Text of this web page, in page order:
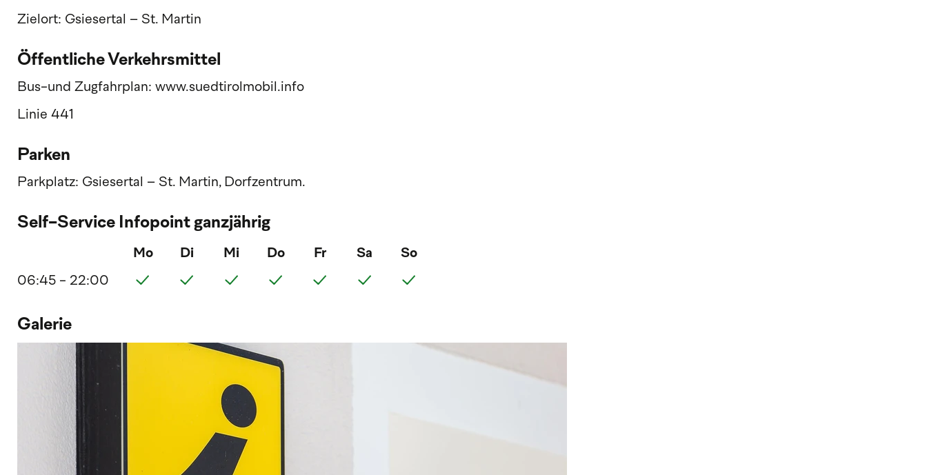
Zielort: Gsiesertal – St. Martin
Öffentliche Verkehrsmittel
Bus-und Zugfahrplan: www.suedtirolmobil.info
Linie 441
Parken
Parkplatz: Gsiesertal – St. Martin, Dorfzentrum.
Self-Service Infopoint ganzjährig
Mo Di Mi Do Fr Sa So
06:45 - 22:00
Galerie